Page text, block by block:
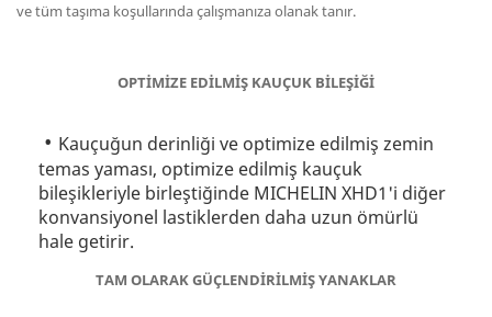
ve tüm taşıma koşullarında çalışmanıza olanak tanır.
OPTİMİZE EDİLMİŞ KAUÇUK BİLEŞİĞİ
Kauçuğun derinliği ve optimize edilmiş zemin
temas yaması, optimize edilmiş kauçuk
bileşikleriyle birleştiğinde MICHELIN XHD1'i diğer
konvansiyonel lastiklerden daha uzun ömürlü
hale getirir.
TAM OLARAK GÜÇLENDİRİLMİŞ YANAKLAR